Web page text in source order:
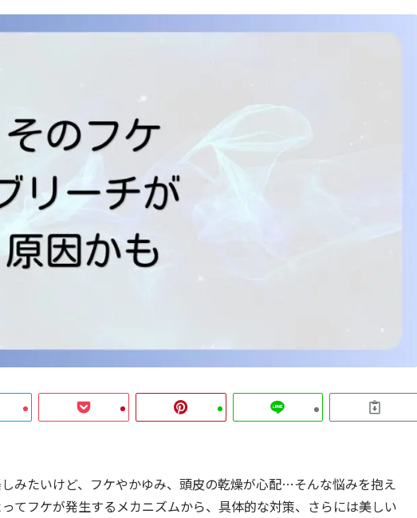
みたいけど、フケやかゆみ、頭皮の乾燥が心配…そんな悩みを抱え
てフケが発生するメカニズムから、具体的な対策、さらには美しい